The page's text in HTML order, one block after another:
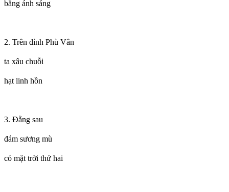
bằng ánh sáng
2. Trên đỉnh Phù Vân
ta xâu chuỗi
hạt linh hồn
3. Đằng sau
đám sương mù
có mặt trời thứ hai